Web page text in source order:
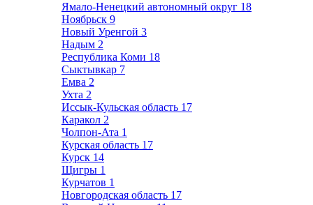
Ямало-Ненецкий автономный округ 18
Ноябрьск 9
Новый Уренгой 3
Надым 2
Республика Коми 18
Сыктывкар 7
Емва 2
Ухта 2
Иссык-Кульская область 17
Каракол 2
Чолпон-Ата 1
Курская область 17
Курск 14
Щигры 1
Курчатов 1
Новгородская область 17